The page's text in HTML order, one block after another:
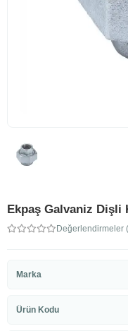
Ekpaş Galvaniz Dişli
Değerlendirmeler
Marka
Ürün Kodu